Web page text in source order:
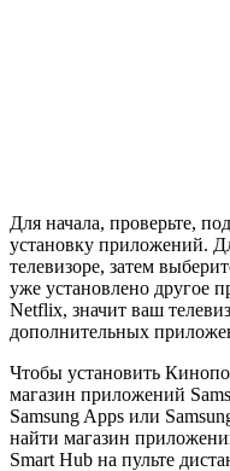
Для начала, проверьте,
установку приложений.
телевизоре, затем
уже установлено другое
Netflix, значит ваш
дополнительных
Чтобы установить
магазин приложений
Samsung Apps или
найти магазин
Smart Hub на пульте